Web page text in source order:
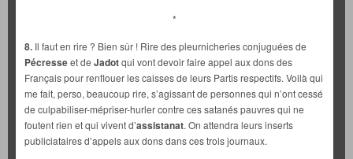
*
8. Il faut en rire ? Bien sûr ! Rire des pleurnicheries conjuguées de
Pécresseet de Jadotqui vont devoir faire appel aux dons des
Français pour renflouer les caisses de leurs Partis respectifs. Voilà qui
me fait, perso, beaucoup rire, s’agissant de personnes qui n’ont cessé
de culpabiliser-mépriser-hurler contre ces satanés pauvres qui ne
foutent rien et qui vivent d’assistanat. On attendra leurs inserts
publiciataires d’appels aux dons dans ces trois journaux.